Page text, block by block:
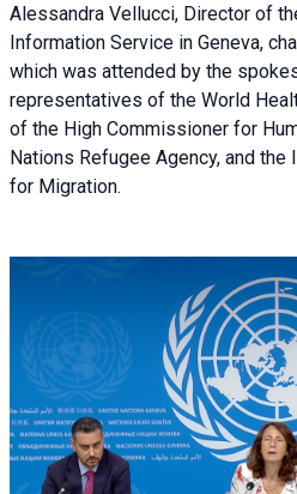
Alessandra Vellucci, Director of
Information Service in Geneva,
which was attended by the
representatives of the World
of the High Commissioner for
Nations Refugee Agency, and the
for Migration.